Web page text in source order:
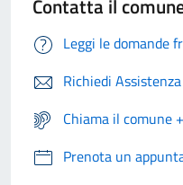
Contatta il
Leggi le domande
Richiedi Assistenza
Chiama il comune
Prenota un